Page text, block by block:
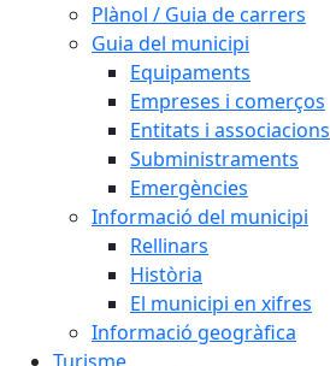
Plànol / Guia de carrers
Guia del municipi
Equipaments
Empreses i comerços
Entitats i associacions
Subministraments
Emergències
Informació del municipi
Rellinars
Història
El municipi en xifres
Informació geogràfica